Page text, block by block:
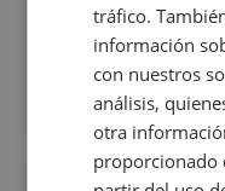
Las ferias
contactos directos a
vfdb y las
canales más eficaces.
¿Qué soluciones
tráfico.
información
con nuestros
análisis,
otra
proporcionado